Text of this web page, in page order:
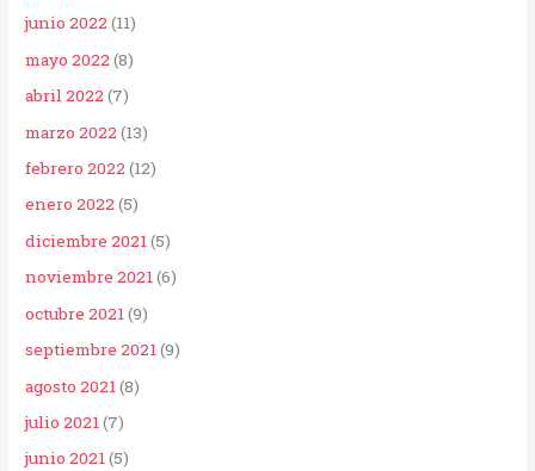
junio 2022 (11)
mayo 2022 (8)
abril 2022 (7)
marzo 2022 (13)
febrero 2022 (12)
enero 2022 (5)
diciembre 2021(5)
noviembre 2021(6)
octubre 2021(9)
septiembre 2021(9)
agosto 2021 (8)
julio 2021(7)
junio 2021(5)